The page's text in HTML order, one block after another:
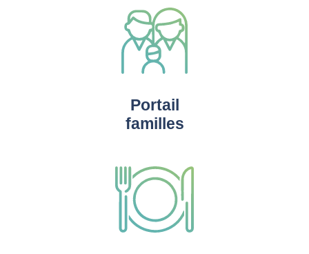
Portail
familles